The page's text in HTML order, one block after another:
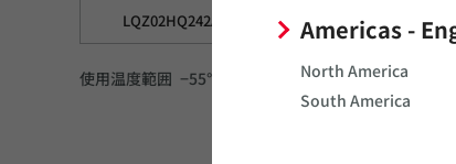
Americas -
North America
South America
LQZ02HQ242A02
使用温度範囲 −55°C ～ +125°C